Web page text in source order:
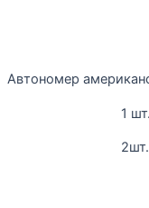
Автономер
1